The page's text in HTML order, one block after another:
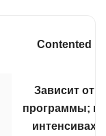
Contented
Зависит от
программы; на
интенсивах